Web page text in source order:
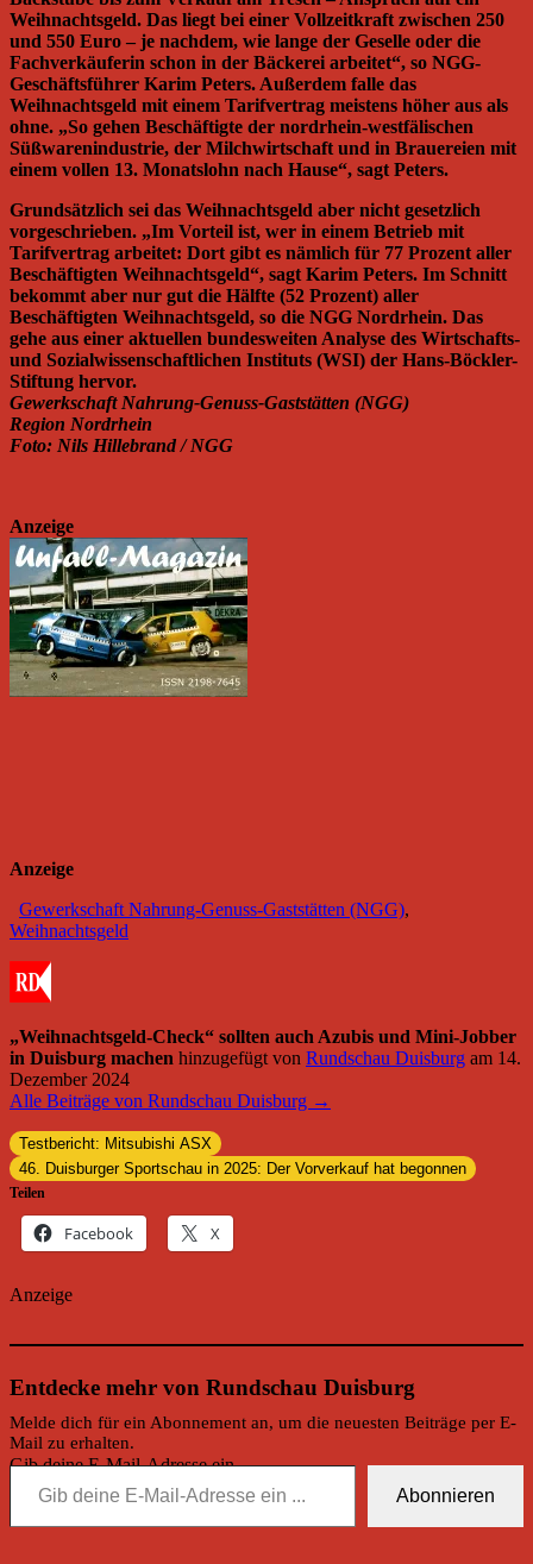
Weihnachtsgeld. Das liegt bei einer Vollzeitkraft zwischen 250
und 550 Euro – je nachdem, wie lange der Geselle oder die
Fachverkäuferin schon in der Bäckerei arbeitet“, so NGG-
Geschäftsführer Karim Peters. Außerdem falle das
Weihnachtsgeld mit einem Tarifvertrag meistens höher aus als
ohne. „So gehen Beschäftigte der nordrhein-westfälischen
Süßwarenindustrie, der Milchwirtschaft und in Brauereien mit
einem vollen 13. Monatslohn nach Hause“, sagt Peters.
Grundsätzlich sei das Weihnachtsgeld aber nicht gesetzlich
vorgeschrieben. „Im Vorteil ist, wer in einem Betrieb mit
Tarifvertrag arbeitet: Dort gibt es nämlich für 77 Prozent aller
Beschäftigten Weihnachtsgeld“, sagt Karim Peters. Im Schnitt
bekommt aber nur gut die Hälfte (52 Prozent) aller
Beschäftigten Weihnachtsgeld, so die NGG Nordrhein. Das
gehe aus einer aktuellen bundesweiten Analyse des Wirtschafts-
und Sozialwissenschaftlichen Instituts (WSI) der Hans-Böckler-
Stiftung hervor.
Gewerkschaft Nahrung-Genuss-Gaststätten (NGG)
Region Nordrhein
Foto: Nils Hillebrand / NGG
Anzeige
Anzeige
Gewerkschaft Nahrung-Genuss-Gaststätten (NGG),
Weihnachtsgeld
„Weihnachtsgeld-Check“ sollten auch Azubis und Mini-Jobber
in Duisburg machen hinzugefügt von Rundschau Duisburg am 14.
Dezember 2024
Alle Beiträge von Rundschau Duisburg →
Testbericht: Mitsubishi ASX
46. Duisburger Sportschau in 2025: Der Vorverkauf hat begonnen
Teilen
Facebook X
Anzeige
Entdecke mehr von Rundschau Duisburg
Melde dich für ein Abonnement an, um die neuesten Beiträge per E-
Mail zu erhalten.
Gib deine E-Mail-Adresse ein ...
Abonnieren